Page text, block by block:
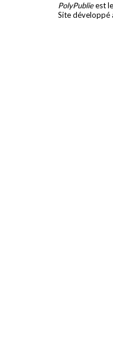
PolyPublieest
Site développé